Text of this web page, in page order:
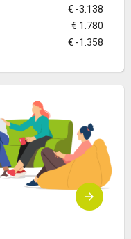
€ -3.138
€ 1.780
€ -1.358